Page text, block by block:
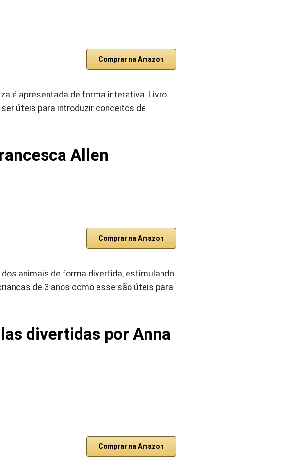
Comprar na Amazon
é apresentada de forma interativa. Livro
úteis para introduzir conceitos de
Allen
Comprar na Amazon
dos animais de forma divertida, estimulando
de 3 anos como esse são úteis para
divertidas por Anna
Comprar na Amazon